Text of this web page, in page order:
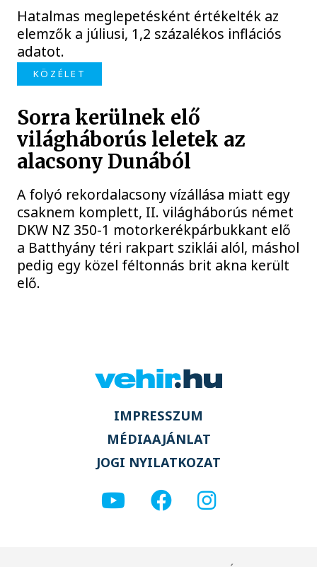
Hatalmas meglepetésként értékelték az
elemzők a júliusi, 1,2 százalékos inflációs
adatot.
KÖZÉLET
Sorra kerülnek elő
világháborús leletek az
alacsony Dunából
A folyó rekordalacsony vízállása miatt egy
csaknem komplett, II. világháborús német
DKW NZ 350-1 motorkerékpárbukkant elő
a Batthyány téri rakpart sziklái alól, máshol
pedig egy közel féltonnás brit akna került
elő.
IMPRESSZUM
MÉDIAAJÁNLAT
JOGI NYILATKOZAT